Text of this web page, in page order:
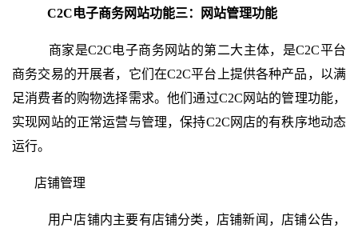
C2C电子商务网站功能三： 网站管理功能
商家是C2C电子商务网站的第二大主体，是C2C平台
商务交易的开展者，它们在C2C平台上提供各种产品，以满
足消费者的购物选择需求。他们通过C2C网站的管理功能，
实现网站的正常运营与管理，保持C2C网店的有秩序地动态
运行。
店铺管理
用户店铺内主要有店铺分类，店铺新闻，店铺公告，